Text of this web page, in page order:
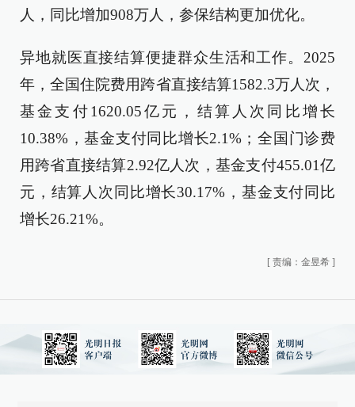
人，同比增加908万人，参保结构更加优化。
异地就医直接结算便捷群众生活和工作。2025
年，全国住院费用跨省直接结算1582.3万人次，
基金支付1620.05亿元，结算人次同比增长
10.38%，基金支付同比增长2.1%；全国门诊费
用跨省直接结算2.92亿人次，基金支付455.01亿
元，结算人次同比增长30.17%，基金支付同比
增长26.21%。
[ 责编：金昱希 ]